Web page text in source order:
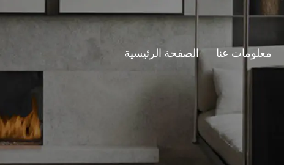
الصفحة الرئيسية معلومات عنا